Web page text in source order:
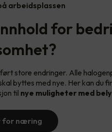
arbeidsplassen
for
store endringer. Alle
byttes med nye. Her kan du
til nye muligheter med
for næring